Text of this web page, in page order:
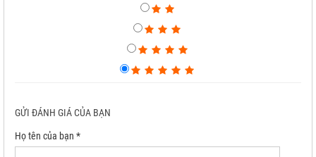
GỬI ĐÁNH GIÁ CỦA BẠN
Họ tên của bạn *